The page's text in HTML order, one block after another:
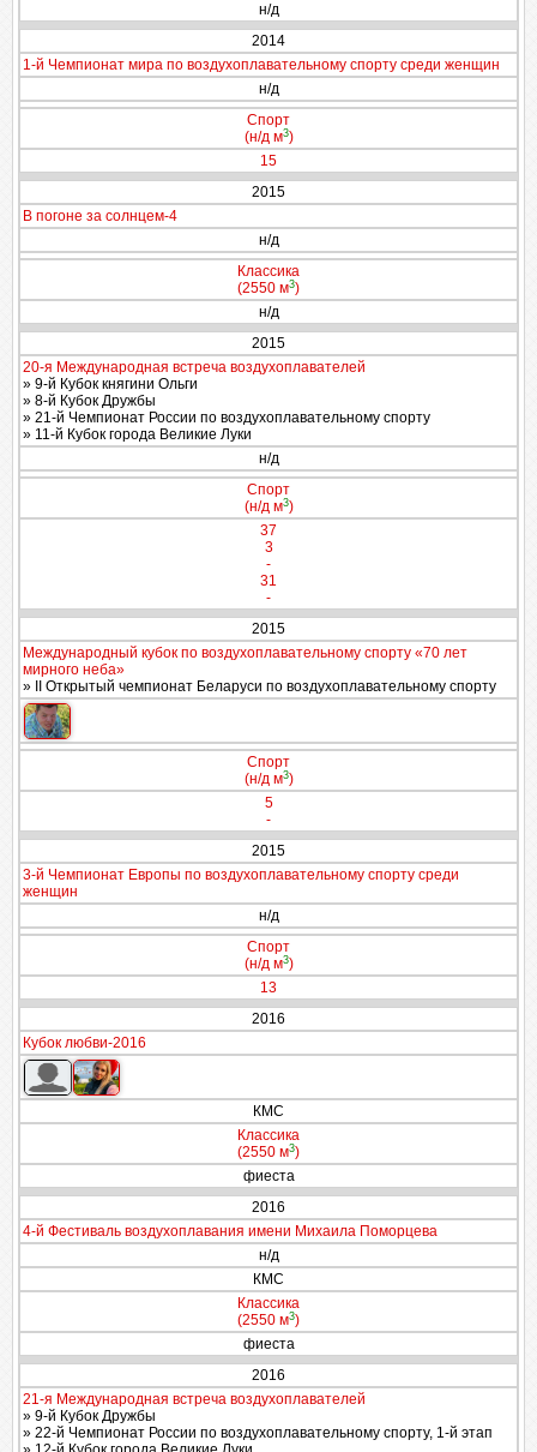
н/д
2014
1-й Чемпионат мира по воздухоплавательному спорту среди женщин
н/д
Спорт
(н/д м3)
15
2015
В погоне за солнцем-4
н/д
Классика
(2550 м3)
н/д
2015
20-я Международная встреча воздухоплавателей
» 9-й Кубок княгини Ольги
» 8-й Кубок Дружбы
» 21-й Чемпионат России по воздухоплавательному спорту
» 11-й Кубок города Великие Луки
н/д
Спорт
(н/д м3)
37
3
-
31
-
2015
Международный кубок по воздухоплавательному спорту «70 лет
мирного неба»
» II Открытый чемпионат Беларуси по воздухоплавательному спорту
Спорт
(н/д м3)
5
-
2015
3-й Чемпионат Европы по воздухоплавательному спорту среди
женщин
н/д
Спорт
(н/д м3)
13
2016
Кубок любви-2016
КМС
Классика
(2550 м3)
фиеста
2016
4-й Фестиваль воздухоплавания имени Михаила Поморцева
н/д
КМС
Классика
(2550 м3)
фиеста
2016
21-я Международная встреча воздухоплавателей
» 9-й Кубок Дружбы
» 22-й Чемпионат России по воздухоплавательному спорту, 1-й этап